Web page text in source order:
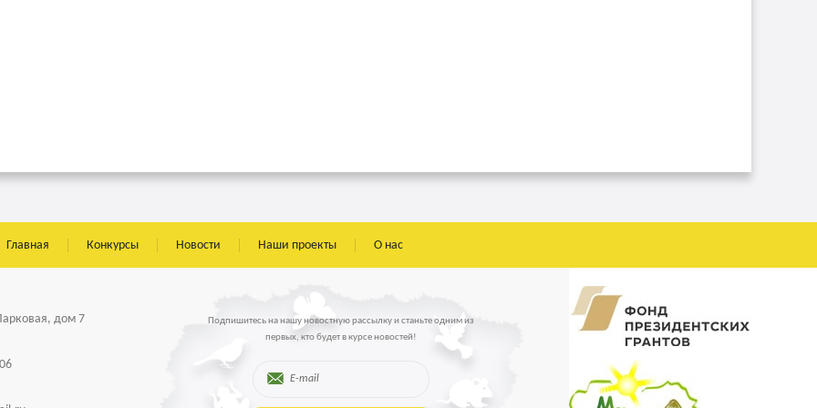
Главная Конкурсы Новости Наши проекты О нас
дом 7
Подпишитесь на нашу новостную рассылку и станьте одним из
первых, кто будет в курсе новостей!